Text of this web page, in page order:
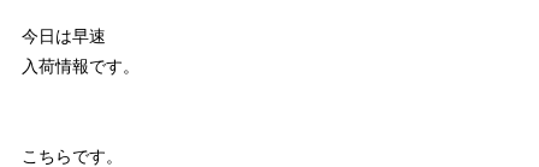
今日は早速
入荷情報です。
こちらです。